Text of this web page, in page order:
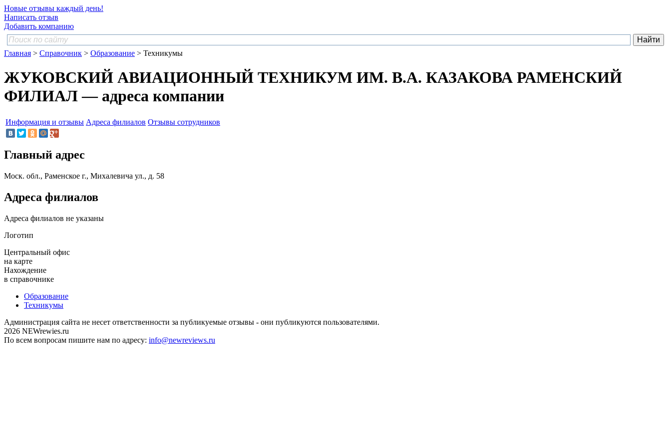
Новые отзывы каждый день!
Написать отзыв
Добавить компанию
Главная > Справочник > Образование > Техникумы
ЖУКОВСКИЙ АВИАЦИОННЫЙ ТЕХНИКУМ ИМ. В.А. КАЗАКОВА РАМЕНСКИЙ
ФИЛИАЛ — адреса компании
Информация и отзывы Адреса филиалов Отзывы сотрудников
Главный адрес
Моск. обл., Раменское г., Михалевича ул., д. 58
Адреса филиалов
Адреса филиалов не указаны
Логотип
Центральный офис
на карте
Нахождение
в справочнике
Образование
Техникумы
Администрация сайта не несет ответственности за публикуемые отзывы - они публикуются пользователями.
2026 NEWrewies.ru
По всем вопросам пишите нам по адресу: info@newreviews.ru